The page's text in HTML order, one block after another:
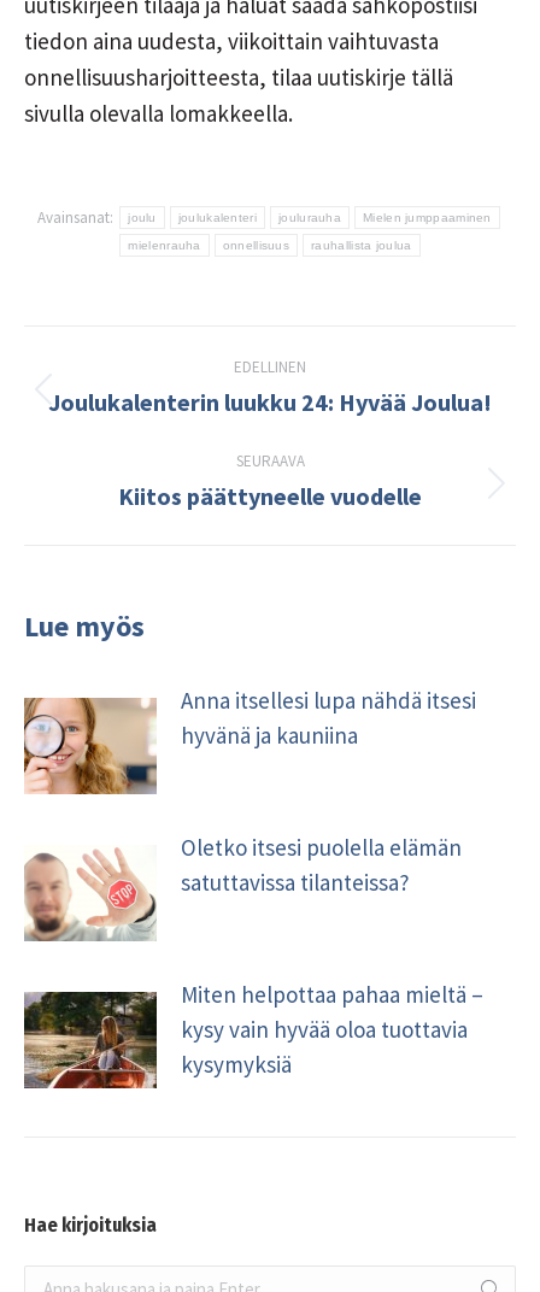
tiedon aina uudesta, viikoittain vaihtuvasta
onnellisuusharjoitteesta, tilaa uutiskirje tällä
sivulla olevalla lomakkeella.
Avainsanat: joulu joulukalenteri joulurauha Mielen jumppaaminen
mielenrauha onnellisuus rauhallista joulua
navigation
EDELLINEN
Edellinen
Joulukalenterin luukku 24: Hyvää Joulua!
SEURAAVA
Seuraava
Kiitos päättyneelle vuodelle
Lue myös
Anna itsellesi lupa nähdä itsesi
hyvänä ja kauniina
Oletko itsesi puolella elämän
satuttavissa tilanteissa?
Miten helpottaa pahaa mieltä –
kysy vain hyvää oloa tuottavia
kysymyksiä
Hae kirjoituksia
Search: